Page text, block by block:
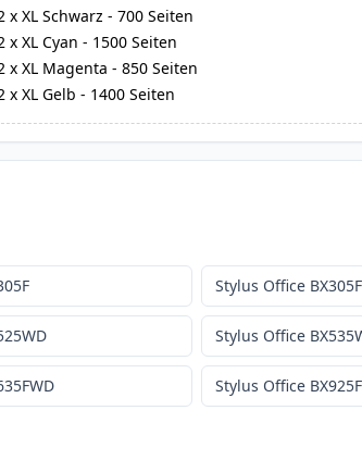
x XL Schwarz - 700 Seiten
x XL Cyan - 1500 Seiten
x XL Magenta - 850 Seiten
x XL Gelb - 1400 Seiten
Stylus Office
Stylus Office
Stylus Office